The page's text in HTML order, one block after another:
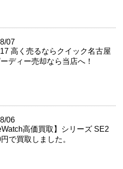
07
高く売るならクイック名古屋
ディー売却なら当店へ！
06
高価買取】シリーズ SE2
で買取しました。